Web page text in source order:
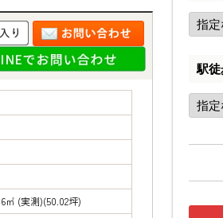
㎡ (実測)(50.02坪)
駅徒